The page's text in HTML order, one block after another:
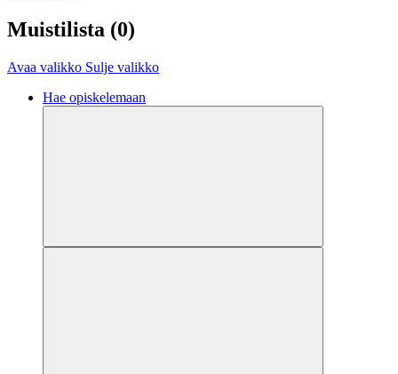
Muistilista (0)
Avaa valikko Sulje valikko
Hae opiskelemaan